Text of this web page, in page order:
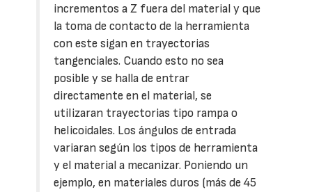
incrementos a Z fuera del material y que
la toma de contacto de la herramienta
con este sigan en trayectorias
tangenciales. Cuando esto no sea
posible y se halla de entrar
directamente en el material, se
utilizaran trayectorias tipo rampa o
helicoidales. Los ángulos de entrada
variaran según los tipos de herramienta
y el material a mecanizar. Poniendo un
ejemplo, en materiales duros (más de 45